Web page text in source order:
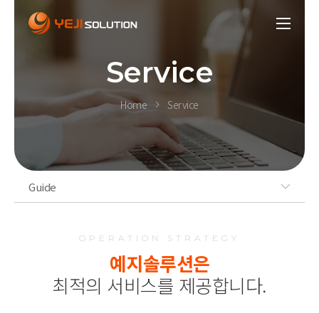
Service
Home Service
Guide
OPERATION STRATEGY
예지솔루션은
최적의 서비스를 제공합니다.